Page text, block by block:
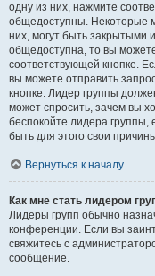
одну из них, нажмите
общедоступны. Некоторые
них, могут быть закрытыми
общедоступна, то вы
соответствующей кнопке.
вы можете отправить
кнопке. Лидер группы
может спросить, зачем вы
беспокойте лидера группы,
быть для этого свои
Вернуться к началу
Как мне стать лидером
Лидеры групп обычно
конференции. Если вы
свяжитесь с
сообщение.